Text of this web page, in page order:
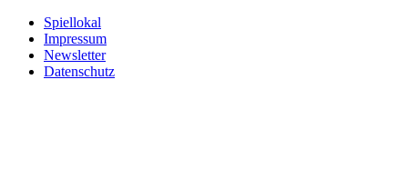
Spiellokal
Impressum
Newsletter
Datenschutz